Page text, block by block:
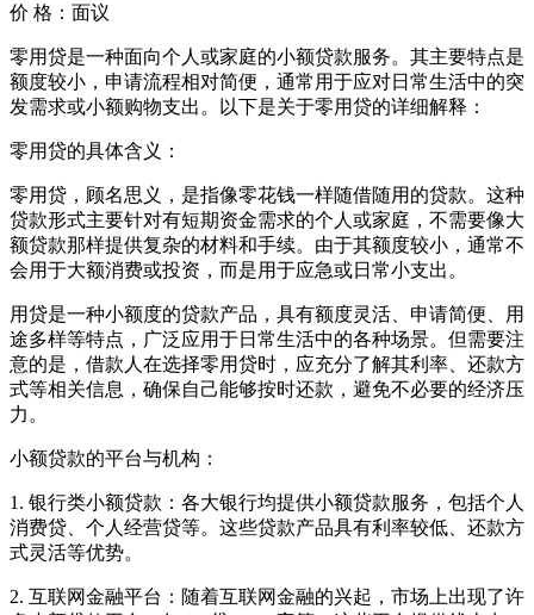
价 格： 面议
零用贷是一种面向个人或家庭的小额贷款服务。其主要特点是
额度较小，申请流程相对简便，通常用于应对日常生活中的突
发需求或小额购物支出。以下是关于零用贷的详细解释：
零用贷的具体含义：
零用贷，顾名思义，是指像零花钱一样随借随用的贷款。这种
贷款形式主要针对有短期资金需求的个人或家庭，不需要像大
额贷款那样提供复杂的材料和手续。由于其额度较小，通常不
会用于大额消费或投资，而是用于应急或日常小支出。
用贷是一种小额度的贷款产品，具有额度灵活、申请简便、用
途多样等特点，广泛应用于日常生活中的各种场景。但需要注
意的是，借款人在选择零用贷时，应充分了解其利率、还款方
式等相关信息，确保自己能够按时还款，避免不必要的经济压
力。
小额贷款的平台与机构：
1. 银行类小额贷款：各大银行均提供小额贷款服务，包括个人
消费贷、个人经营贷等。这些贷款产品具有利率较低、还款方
式灵活等优势。
2. 互联网金融平台：随着互联网金融的兴起，市场上出现了许